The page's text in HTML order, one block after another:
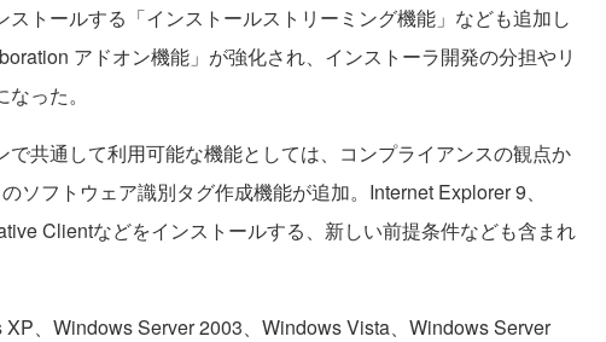
ストールする「インストールストリーミング機能」なども追加し
アドオン機能」が強化され、インストーラ開発の分担やリ
った。
共通して利用可能な機能としては、コンプライアンスの観点か
ソフトウェア識別タグ作成機能が追加。Internet Explorer 9、
Clientなどをインストールする、新しい前提条件なども含まれ
、Windows Server 2003、Windows Vista、Windows Server